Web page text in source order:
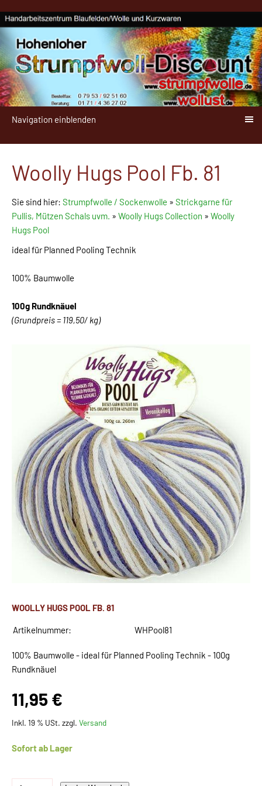
Navigation einblenden
Woolly Hugs Pool Fb. 81
Sie sind hier: Strumpfwolle / Sockenwolle » Strickgarne für
Pullis, Mützen Schals uvm. » Woolly Hugs Collection » Woolly
Hugs Pool
ideal für Planned Pooling Technik
100% Baumwolle
100g Rundknäuel
(Grundpreis = 119,50/ kg)
WOOLLY HUGS POOL FB. 81
Artikelnummer: WHPool81
100% Baumwolle - ideal für Planned Pooling Technik - 100g
Rundknäuel
11,95 €
Inkl. 19 % USt. zzgl. Versand
Sofort ab Lager